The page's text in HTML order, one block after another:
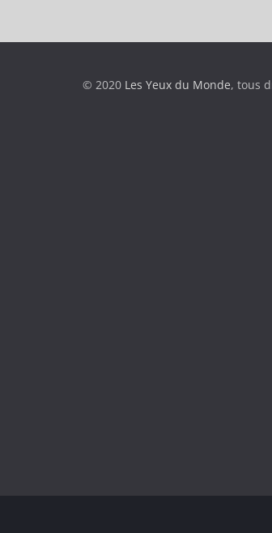
© 2020 Les Yeux du Monde, tous